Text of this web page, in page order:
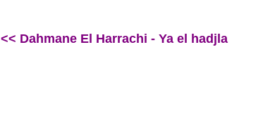
<< Dahmane El Harrachi - Ya el hadjla